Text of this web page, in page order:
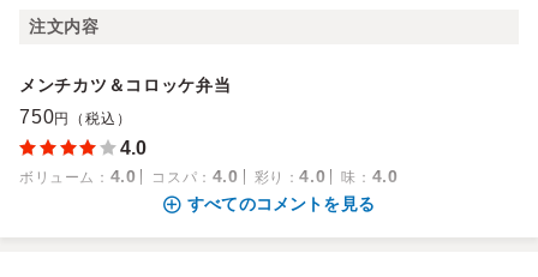
注文内容
メンチカツ＆コロッケ弁当
750円（税込）
4.0
ボリューム ： 4.0 コスパ ： 4.0 彩り ：4.0 味 ： 4.0
すべてのコメントを見る